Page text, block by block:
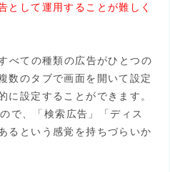
として運用することが難しく
べての種類の広告がひとつの
数のタブで画面を開いて設定
に設定することができます。
で、「検索広告」「ディス
るという感覚を持ちづらいか